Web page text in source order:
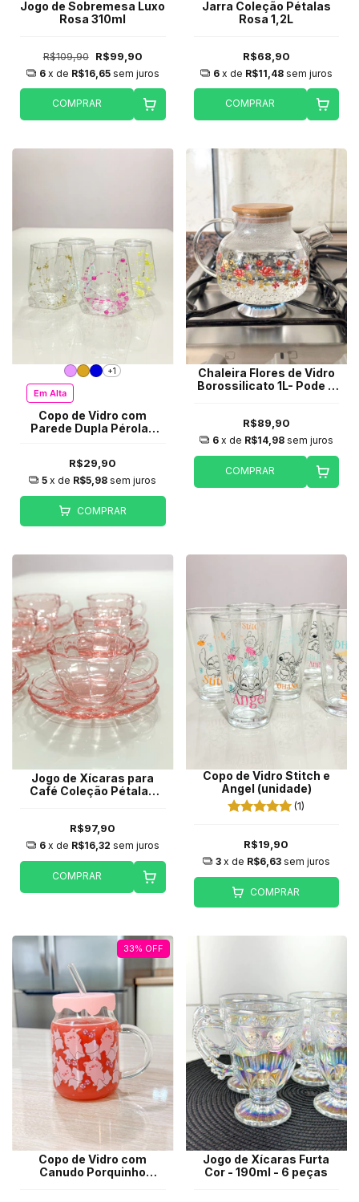
Jogo de Sobremesa Luxo
Rosa 310ml
R$109,90 R$99,90
6 x de R$16,65 sem juros
COMPRAR
Jarra Coleção Pétalas
Rosa 1,2L
R$68,90
6 x de R$11,48 sem juros
COMPRAR
+1
Em Alta
Copo de Vidro com
Parede Dupla Pérolas
R$29,90
5 x de R$5,98 sem juros
COMPRAR
Chaleira Flores de Vidro
Borossilicato 1L- Pode ir
R$89,90
6 x de R$14,98 sem juros
COMPRAR
Jogo de Xícaras para
Café Coleção Pétalas
R$97,90
6 x de R$16,32 sem juros
COMPRAR
Copo de Vidro Stitch e
Angel (unidade)
(1)
R$19,90
3 x de R$6,63 sem juros
COMPRAR
33% OFF
Copo de Vidro com
Canudo Porquinho
Jogo de Xícaras Furta
Cor - 190ml - 6 peças